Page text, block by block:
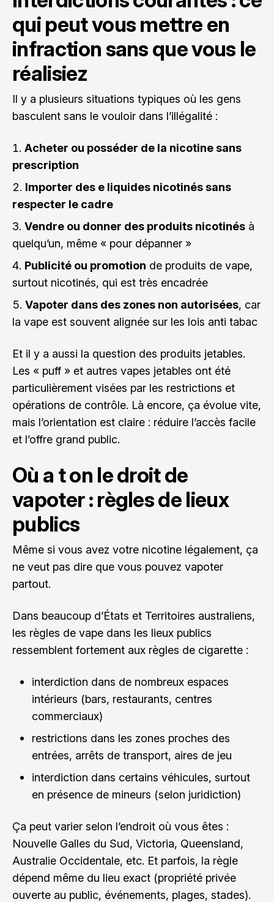
qui peut vous mettre en
infraction sans que vous le
réalisiez
Il y a plusieurs situations typiques où les gens
basculent sans le vouloir dans l’illégalité :
Acheter ou posséder de la nicotine sans
prescription
Importer des e liquides nicotinés sans
respecter le cadre
Vendre ou donner des produits nicotinés à
quelqu’un, même « pour dépanner »
Publicité ou promotion de produits de vape,
surtout nicotinés, qui est très encadrée
Vapoter dans des zones non autorisées, car
la vape est souvent alignée sur les lois anti tabac
Et il y a aussi la question des produits jetables.
Les « puff » et autres vapes jetables ont été
particulièrement visées par les restrictions et
opérations de contrôle. Là encore, ça évolue vite,
mais l’orientation est claire : réduire l’accès facile
et l’offre grand public.
Où a t on le droit de
vapoter : règles de lieux
publics
Même si vous avez votre nicotine légalement, ça
ne veut pas dire que vous pouvez vapoter
partout.
Dans beaucoup d’États et Territoires australiens,
les règles de vape dans les lieux publics
ressemblent fortement aux règles de cigarette :
interdiction dans de nombreux espaces
intérieurs (bars, restaurants, centres
commerciaux)
restrictions dans les zones proches des
entrées, arrêts de transport, aires de jeu
interdiction dans certains véhicules, surtout
en présence de mineurs (selon juridiction)
Ça peut varier selon l’endroit où vous êtes :
Nouvelle Galles du Sud, Victoria, Queensland,
Australie Occidentale, etc. Et parfois, la règle
dépend même du lieu exact (propriété privée
ouverte au public, événements, plages, stades).